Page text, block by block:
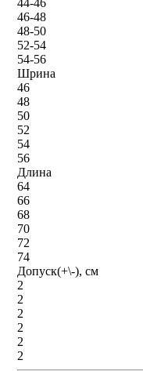
46-48
48-50
52-54
54-56
Шрина
46
48
50
52
54
56
Длина
64
66
68
70
72
74
Допуск(+\-), см
2
2
2
2
2
2